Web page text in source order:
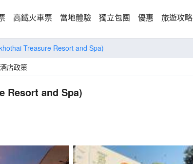
高鐵火車票 當地體驗 獨立包團 優惠 旅遊攻略
Treasure Resort and Spa)
酒店政策
Resort and Spa)